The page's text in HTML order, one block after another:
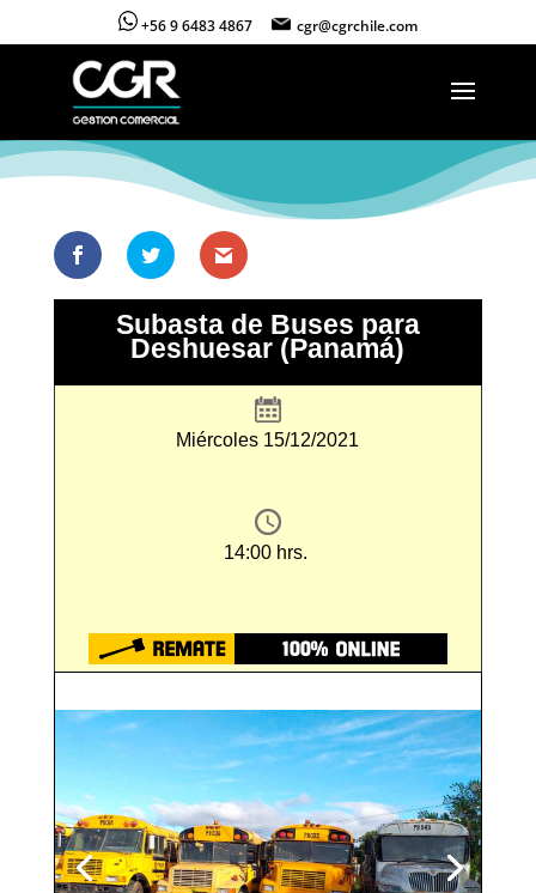
+56 9 6483 4867 cgr@cgrchile.com
Subasta de Buses para
Deshuesar (Panamá)
Miércoles 15/12/2021
14:00 hrs.